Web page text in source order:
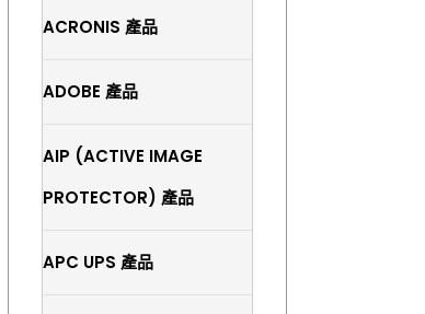
ACRONIS 產品
ADOBE 產品
AIP (ACTIVE IMAGE
PROTECTOR) 產品
APC UPS 產品